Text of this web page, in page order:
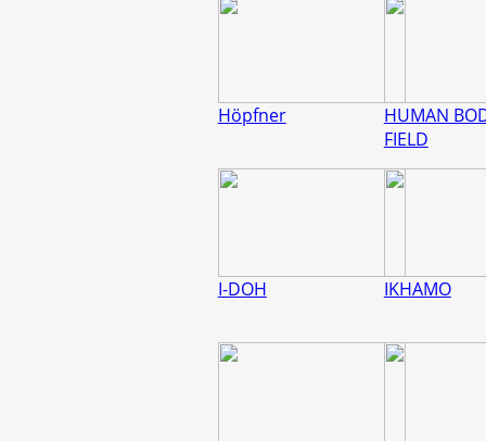
Höpfner
HUMAN
FIELD
I-DOH IKHAMO